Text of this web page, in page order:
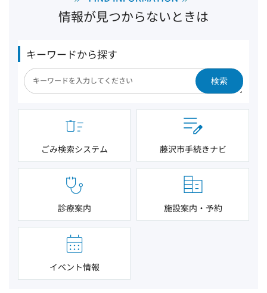
情報が見つからないときは
キーワードから探す
検索
ごみ検索システム 藤沢市手続きナビ
診療案内 施設案内・予約
イベント情報